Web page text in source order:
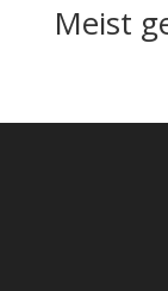
Meist